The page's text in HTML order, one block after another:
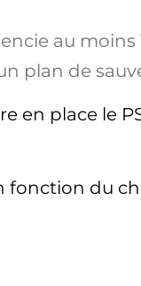
au
plan de
en place le
fonction du